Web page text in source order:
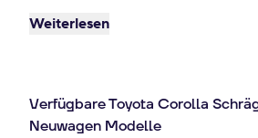
Du Dein Corolla
Weiterlesen
Verfügbare Toyota Corolla
Neuwagen Modelle